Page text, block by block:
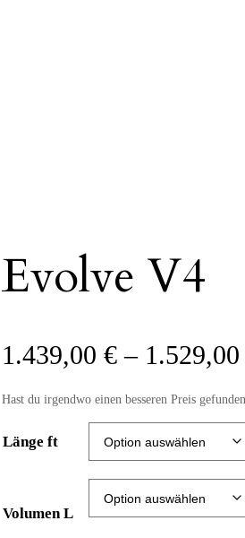
Evolve V4
1.439,00 € – 1.529,00
Hast du irgendwo einen besseren Preis
Länge ft
Volumen L